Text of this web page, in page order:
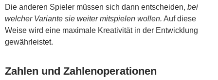
Die anderen Spieler müssen sich dann entscheiden, bei
welcher Variante sie weiter mitspielen wollen. Auf diese
Weise wird eine maximale Kreativität in der Entwicklung
gewährleistet.
Zahlen und Zahlenoperationen